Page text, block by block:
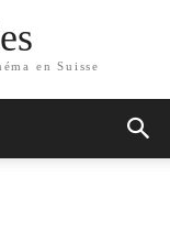
en Suisse